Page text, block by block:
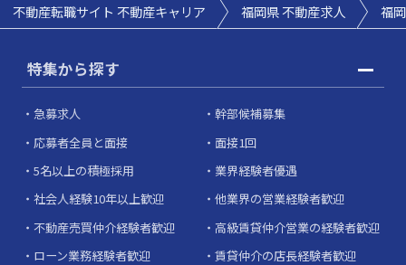
不動産転職サイト 不動産キャリア 福岡県 不動産求人 福
特集から探す
急募求人
幹部候補募集
応募者全員と面接
面接1回
5名以上の積極採用
業界経験者優遇
社会人経験10年以上歓迎
他業界の営業経験者歓迎
不動産売買仲介経験者歓迎
高級賃貸仲介営業の経験者歓迎
ローン業務経験者歓迎
賃貸仲介の店長経験者歓迎